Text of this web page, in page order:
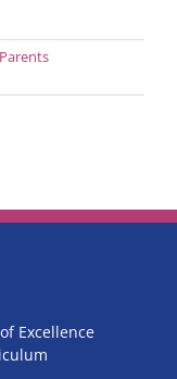
Parents
Excellence